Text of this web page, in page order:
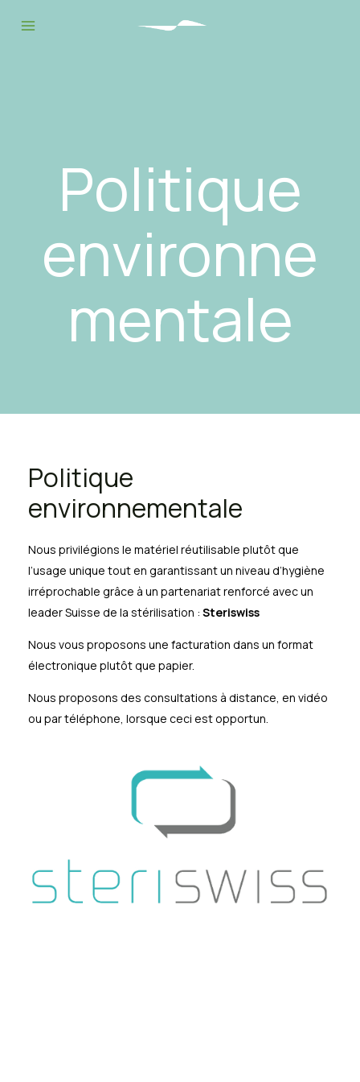
Politique
environne
mentale
Politique
environnementale
Nous privilégions le matériel réutilisable plutôt que
l’usage unique tout en garantissant un niveau d’hygiène
irréprochable grâce à un partenariat renforcé avec un
leader Suisse de la stérilisation : Steriswiss
Nous vous proposons une facturation dans un format
électronique plutôt que papier.
Nous proposons des consultations à distance, en vidéo
ou par téléphone, lorsque ceci est opportun.